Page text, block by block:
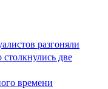
разгоняли
две
времени